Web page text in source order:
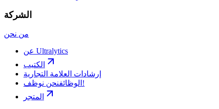
الشركة
من نحن
عن Ultralytics
الكتيب
إرشادات العلامة التجارية
الوظائف نحن نوظف!
المتجر